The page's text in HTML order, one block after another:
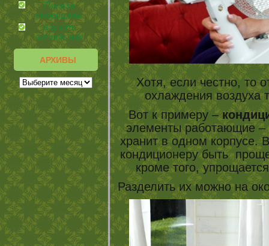
Польза
смородины
Изучать
английский!
АРХИВЫ
Хотя, если честно, то
охлаждения воздуха
Вот к примеру –
элементы работающие –
хранит в одном корпусе.
кондиционеру быть
кроме того,
Разделить их можно на